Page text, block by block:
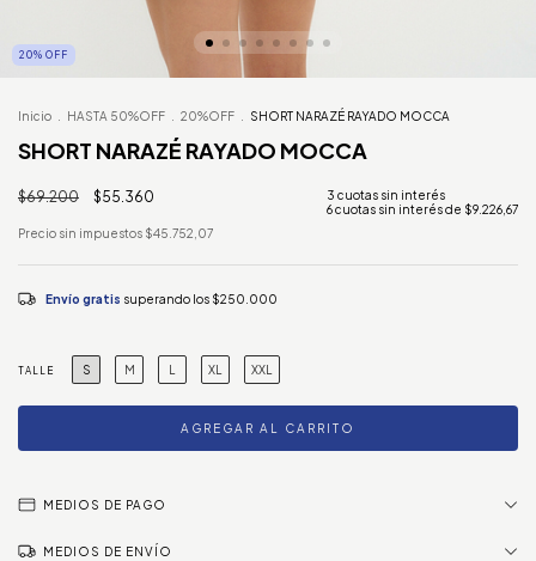
20% OFF
Inicio HASTA 50%OFF 20%OFF SHORT NARAZÉ RAYADO MOCCA
SHORT NARAZÉ RAYADO MOCCA
$69.200 $55.360
6cuotas sin interés de $9.226,67
Precio sin impuestos $45.752,07
Envío gratis superando los $250.000
TALLE S M L XL XXL
MEDIOS DE PAGO
MEDIOS DE ENVÍO